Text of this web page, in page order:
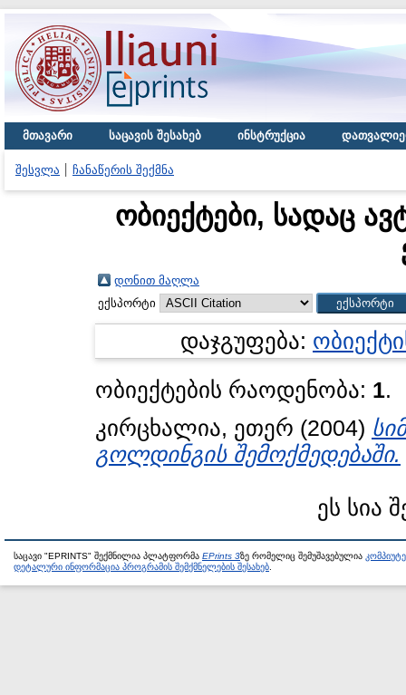
მთავარი საცავის შესახებ ინსტრუქცია
შესვლა ჩანაწერის შექმნა
ობიექტები, სადაც
დონით მაღლა
ექსპორტი
დაჯგუფება:
ობიექტების რაოდენობა: 1.
კირცხალია, ეთერ (2004)
გოლდინგის შემოქმედებაში.
ეს სია
საცავი "EPRINTS" შექმნილია პლატფორმა EPrints 3ზე რომელიც შემუშავებულია
დეტალური ინფორმაცია პროგრამის შემქმნელების შესახებ